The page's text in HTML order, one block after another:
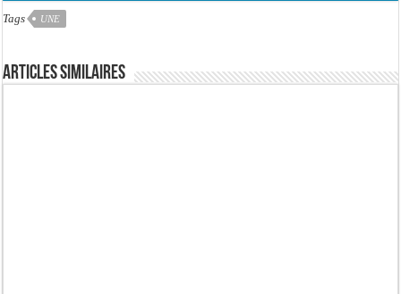
Tags UNE
Articles similaires